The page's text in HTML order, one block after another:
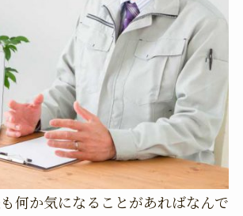
何か気になることがあればなんで